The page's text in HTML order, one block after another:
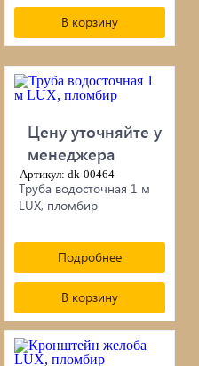
В корзину
Цену уточняйте у
менеджера
Артикул: dk-00464
Труба водосточная 1 м
LUX, пломбир
Подробнее
В корзину